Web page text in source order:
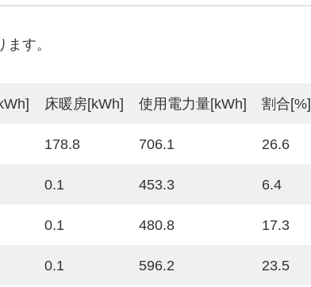
す。
床暖房[kWh] 使用電力量[kWh] 割合[%]
178.8 706.1 26.6
0.1 453.3 6.4
0.1 480.8 17.3
0.1 596.2 23.5